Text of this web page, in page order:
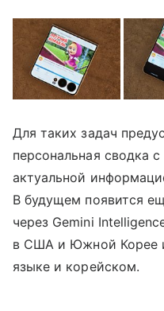
Для таких задач
персональная сводка
актуальной
В будущем появится
через Gemini
в США и Южной Корее
языке и корейском.